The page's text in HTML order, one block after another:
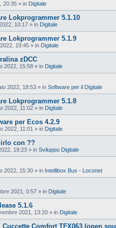
20:35 » in Digitale
Lokprogrammer 5.1.10
10:17 » in Digitale
Lokprogrammer 5.1.9
19:45 » in Digitale
zDCC
2022, 15:58 » in Digitale
2022, 18:53 » in Software per il Digitale
Lokprogrammer 5.1.8
2022, 11:02 » in Digitale
per Ecos 4.2.9
2022, 11:01 » in Digitale
con ??
19:23 » in Sviluppo Digitale
2022, 15:30 » in Intellibox Bus - Loconet
2021, 0:57 » in Digitale
5.1.6
2021, 13:20 » in Digitale
Comfort TFX063 (open